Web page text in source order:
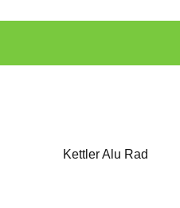
Kettler Alu Rad